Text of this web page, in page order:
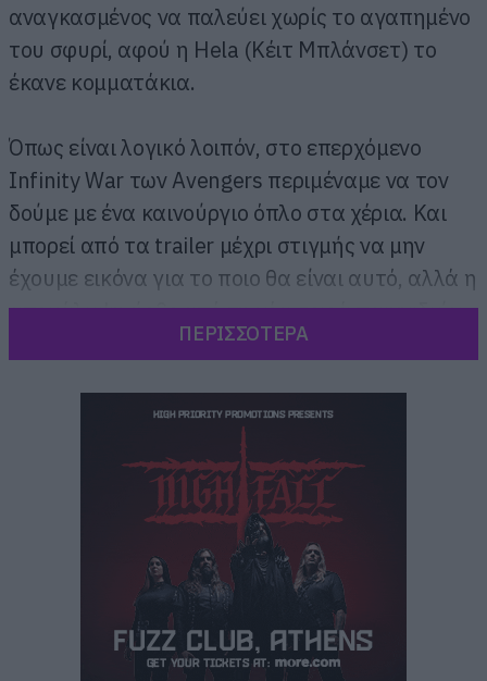
αναγκασμένος να παλεύει χωρίς το αγαπημένο
του σφυρί, αφού η Hela (Κέιτ Μπλάνσετ) το
έκανε κομματάκια.
Όπως είναι λογικό λοιπόν, στο επερχόμενο
Infinity War των Avengers περιμέναμε να τον
δούμε με ένα καινούργιο όπλο στα χέρια. Και
μπορεί από τα trailer μέχρι στιγμής να μην
έχουμε εικόνα για το ποιο θα είναι αυτό, αλλά η
αποκάλυψη ήρθε από τη νέα σειρά παιχνιδιών
της Marvel για την ταινία.
ΠΕΡΙΣΣΟΤΕΡΑ